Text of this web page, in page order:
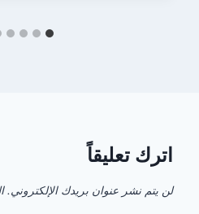
اترك تعليقاً
لن يتم نشر عنوان بريدك الإلكتروني.